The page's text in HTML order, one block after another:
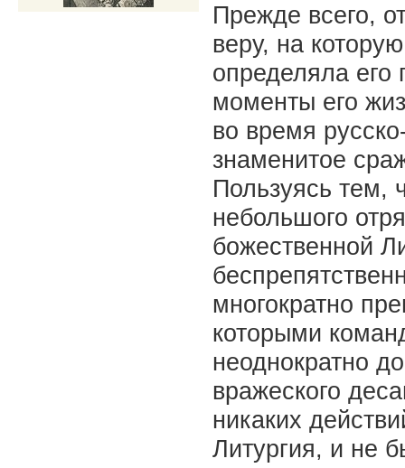
Прежде всего,
веру, на
определяла его
моменты его
во время
знаменитое
Пользуясь тем,
небольшого
божественной
многократно
которыми
неоднократно
вражеского
никаких
Литургия, и не